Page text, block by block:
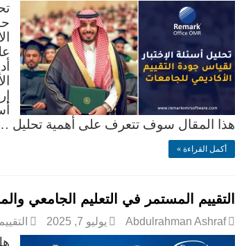
هذا المقال سوف تتعرف على أهمية تحليل
أكمل القراءة »
التقييم المستمر في التعليم الجامعي
Abdulrahman Ashraf يوليو 7, 2025 التقييم